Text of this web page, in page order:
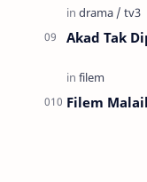
Akad Tak
Filem